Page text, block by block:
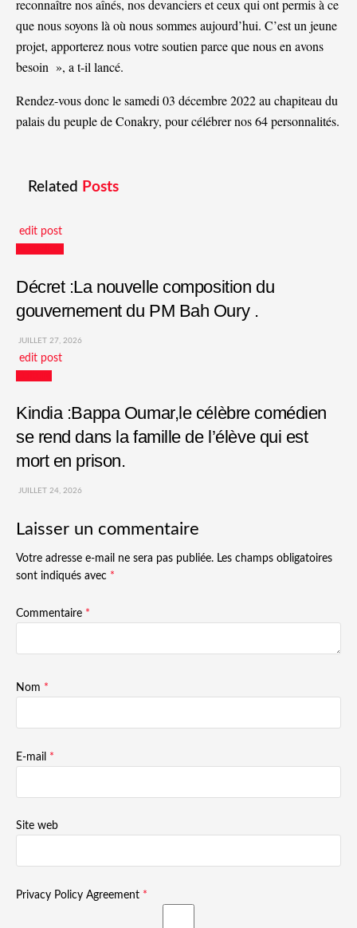
reconnaître nos aînés, nos devanciers et ceux qui ont permis à ce
que nous soyons là où nous sommes aujourd’hui. C’est un jeune
projet, apporterez nous votre soutien parce que nous en avons
besoin », a t-il lancé.
Rendez-vous donc le samedi 03 décembre 2022 au chapiteau du
palais du peuple de Conakry, pour célébrer nos 64 personnalités.
Related Posts
edit post
Décret :La nouvelle composition du
gouvernement du PM Bah Oury .
JUILLET 27, 2026
edit post
Kindia :Bappa Oumar,le célèbre comédien
se rend dans la famille de l’élève qui est
mort en prison.
JUILLET 24, 2026
Laisser un commentaire
Votre adresse e-mail ne sera pas publiée. Les champs obligatoires
sont indiqués avec *
Commentaire *
Nom *
E-mail *
Site web
Privacy Policy Agreement *